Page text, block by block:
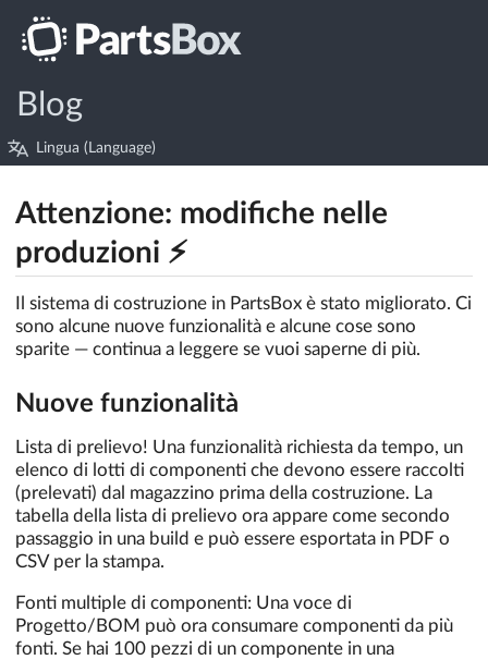
Blog
Lingua (Language)
Attenzione: modifiche nelle
produzioni ⚡️
Il sistema di costruzione in PartsBox è stato migliorato. Ci
sono alcune nuove funzionalità e alcune cose sono
sparite — continua a leggere se vuoi saperne di più.
Nuove funzionalità
Lista di prelievo! Una funzionalità richiesta da tempo, un
elenco di lotti di componenti che devono essere raccolti
(prelevati) dal magazzino prima della costruzione. La
tabella della lista di prelievo ora appare come secondo
passaggio in una build e può essere esportata in PDF o
CSV per la stampa.
Fonti multiple di componenti: Una voce di
Progetto/BOM può ora consumare componenti da più
fonti. Se hai 100 pezzi di un componente in una